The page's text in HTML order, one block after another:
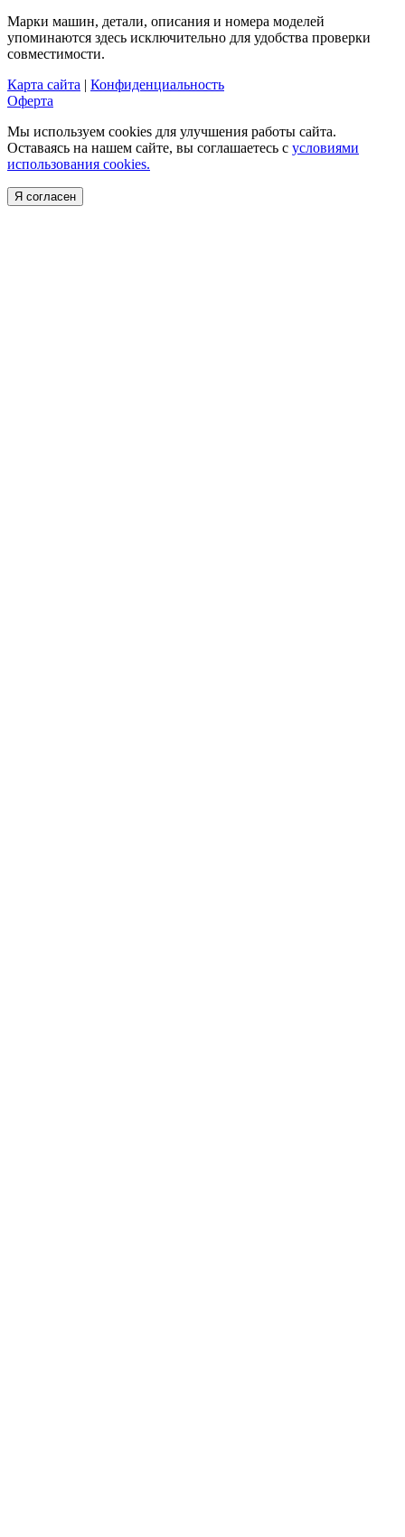
Марки машин, детали, описания и номера моделей
упоминаются здесь исключительно для удобства проверки
совместимости.
Карта сайта | Конфиденциальность
Оферта
Мы используем cookies для улучшения работы сайта.
Оставаясь на нашем сайте, вы соглашаетесь с условиями
использования cookies.
Я согласен